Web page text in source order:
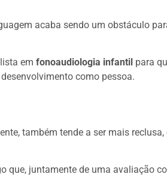
acaba sendo um obstáculo
em fonoaudiologia infantil para
como pessoa.
também tende a ser mais
juntamente de uma avaliação